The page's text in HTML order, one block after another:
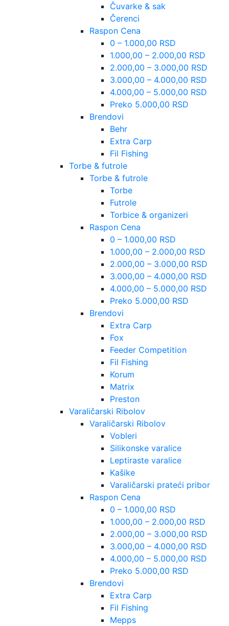
Čuvarke & sak
Čerenci
Raspon Cena
0 – 1.000,00 RSD
1.000,00 – 2.000,00 RSD
2.000,00 – 3.000,00 RSD
3.000,00 – 4.000,00 RSD
4.000,00 – 5.000,00 RSD
Preko 5.000,00 RSD
Brendovi
Behr
Extra Carp
Fil Fishing
Torbe & futrole
Torbe & futrole
Torbe
Futrole
Torbice & organizeri
Raspon Cena
0 – 1.000,00 RSD
1.000,00 – 2.000,00 RSD
2.000,00 – 3.000,00 RSD
3.000,00 – 4.000,00 RSD
4.000,00 – 5.000,00 RSD
Preko 5.000,00 RSD
Brendovi
Extra Carp
Fox
Feeder Competition
Fil Fishing
Korum
Matrix
Preston
Varaličarski Ribolov
Varaličarski Ribolov
Vobleri
Silikonske varalice
Leptiraste varalice
Kašike
Varaličarski prateći pribor
Raspon Cena
0 – 1.000,00 RSD
1.000,00 – 2.000,00 RSD
2.000,00 – 3.000,00 RSD
3.000,00 – 4.000,00 RSD
4.000,00 – 5.000,00 RSD
Preko 5.000,00 RSD
Brendovi
Extra Carp
Fil Fishing
Mepps